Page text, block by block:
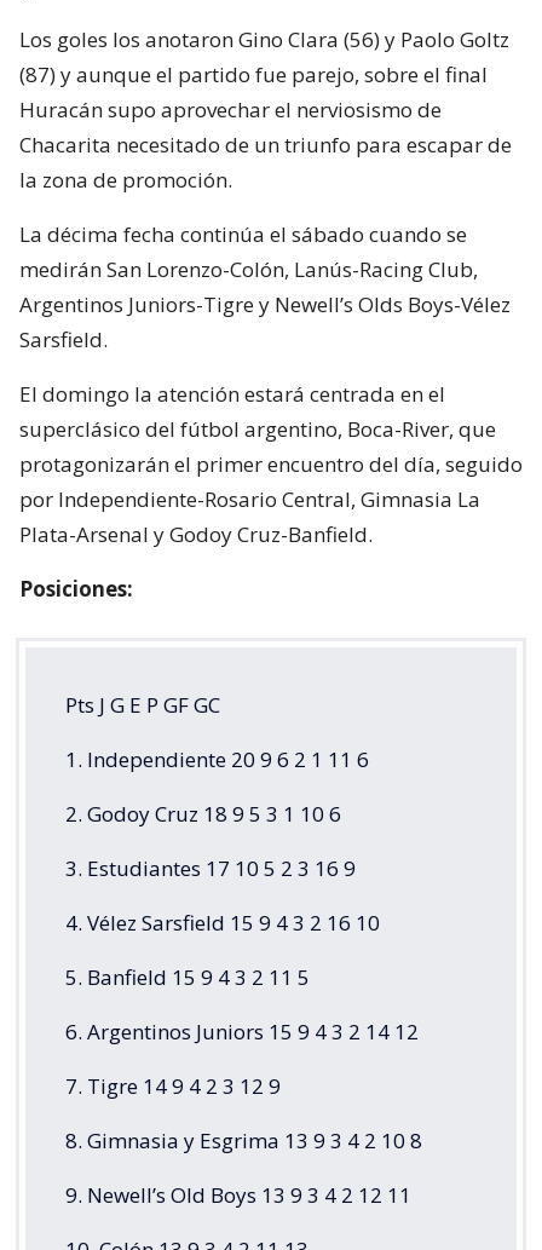
Los goles los anotaron Gino Clara (56) y Paolo Goltz
(87) y aunque el partido fue parejo, sobre el final
Huracán supo aprovechar el nerviosismo de
Chacarita necesitado de un triunfo para escapar de
la zona de promoción.
La décima fecha continúa el sábado cuando se
medirán San Lorenzo-Colón, Lanús-Racing Club,
Argentinos Juniors-Tigre y Newell’s Olds Boys-Vélez
Sarsfield.
El domingo la atención estará centrada en el
superclásico del fútbol argentino, Boca-River, que
protagonizarán el primer encuentro del día, seguido
por Independiente-Rosario Central, Gimnasia La
Plata-Arsenal y Godoy Cruz-Banfield.
Posiciones:
Pts J G E P GF GC
1. Independiente 20 9 6 2 1 11 6
2. Godoy Cruz 18 9 5 3 1 10 6
3. Estudiantes 17 10 5 2 3 16 9
4. Vélez Sarsfield 15 9 4 3 2 16 10
5. Banfield 15 9 4 3 2 11 5
6. Argentinos Juniors 15 9 4 3 2 14 12
7. Tigre 14 9 4 2 3 12 9
8. Gimnasia y Esgrima 13 9 3 4 2 10 8
9. Newell’s Old Boys 13 9 3 4 2 12 11